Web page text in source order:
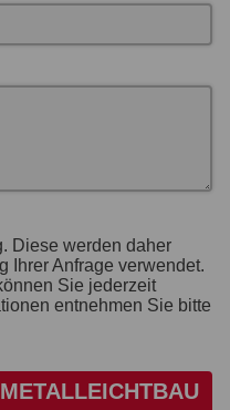
Diese werden daher
Ihrer Anfrage verwendet.
Sie jederzeit
entnehmen Sie bitte